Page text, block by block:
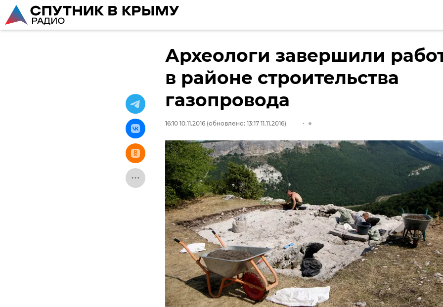
Археологи завершили
в районе строительства
газопровода
16:10 10.11.2016 (обновлено: 13:17 11.11.2016)